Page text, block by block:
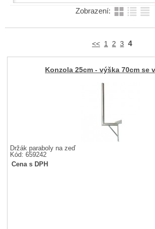
Zobrazení:
<< 1 2 3 4
Konzola 25cm - výška 70cm se
Držák paraboly na zeď
Kód: 659242
Cena s DPH